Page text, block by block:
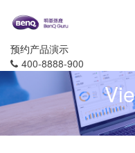
预约产品演示
400-8888-900